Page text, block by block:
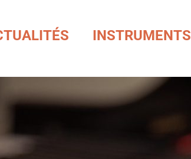
INSTRUMENTS